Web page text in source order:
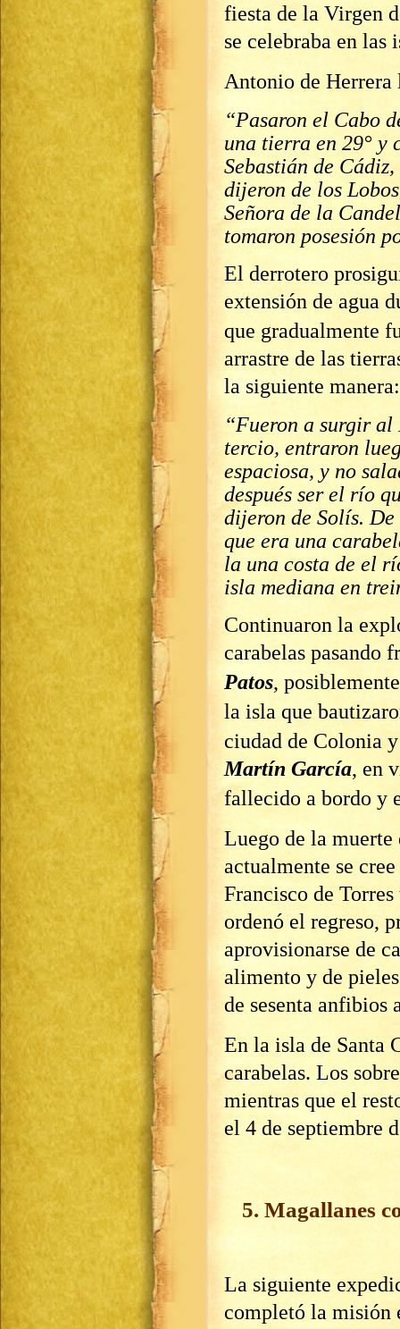
fiesta de la Virgen
se celebraba en las
Antonio de Herrera
“Pasaron el Cabo
una tierra en 29° y
Sebastián de
dijeron de los
Señora de la
tomaron posesión
El derrotero
extensión de agua
que gradualmente
arrastre de las
la siguiente manera:
“Fueron a surgir al
tercio, entraron
espaciosa, y no
después ser el río
dijeron de Solís.
que era una
la una costa de el
isla mediana en
Continuaron la
carabelas pasando
Patos,
la isla que
ciudad de Colonia
Martín García, en
fallecido a bordo y
Luego de la muerte
actualmente se
Francisco de
ordenó el regreso,
aprovisionarse de
alimento y de
de sesenta anfibios
En la isla de Santa
carabelas. Los
mientras que el
el 4 de septiembre
5. Magallanes
La siguiente
completó la misión